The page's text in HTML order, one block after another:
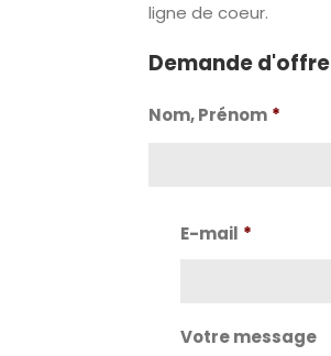
ligne de coeur.
Demande d'offre
Nom, Prénom *
E-mail *
Votre message